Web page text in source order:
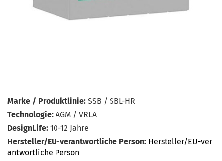
Marke / Produktlinie: SSB / SBL-HR
Technologie: AGM / VRLA
DesignLife: 10-12 Jahre
Hersteller/EU-verantwortliche Person: Hersteller/EU-ver
antwortliche Person